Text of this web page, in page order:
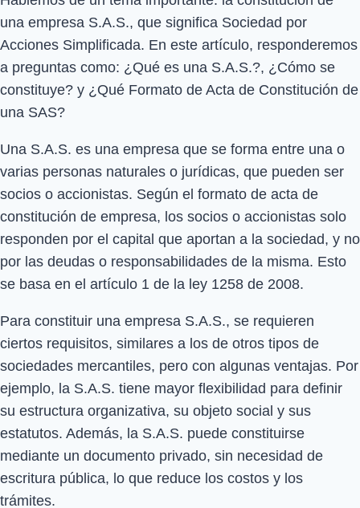
una empresa S.A.S., que significa Sociedad por
Acciones Simplificada. En este artículo, responderemos
a preguntas como: ¿Qué es una S.A.S.?, ¿Cómo se
constituye? y ¿Qué Formato de Acta de Constitución de
una SAS?
Una S.A.S. es una empresa que se forma entre una o
varias personas naturales o jurídicas, que pueden ser
socios o accionistas. Según el formato de acta de
constitución de empresa, los socios o accionistas solo
responden por el capital que aportan a la sociedad, y no
por las deudas o responsabilidades de la misma. Esto
se basa en el artículo 1 de la ley 1258 de 2008.
Para constituir una empresa S.A.S., se requieren
ciertos requisitos, similares a los de otros tipos de
sociedades mercantiles, pero con algunas ventajas. Por
ejemplo, la S.A.S. tiene mayor flexibilidad para definir
su estructura organizativa, su objeto social y sus
estatutos. Además, la S.A.S. puede constituirse
mediante un documento privado, sin necesidad de
escritura pública, lo que reduce los costos y los
trámites.